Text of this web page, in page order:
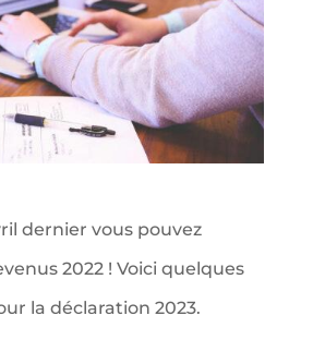
dernier vous pouvez
2022 ! Voici quelques
la déclaration 2023.